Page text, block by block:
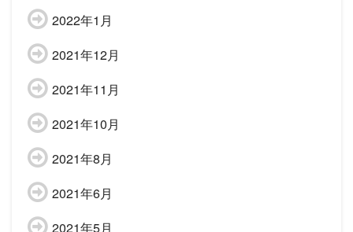
2022年1月
2021年12月
2021年11月
2021年10月
2021年8月
2021年6月
2021年5月